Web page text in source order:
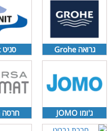
גרואה Grohe
ג'ומו JOMO
סניט Sanit
חרסה Harsa